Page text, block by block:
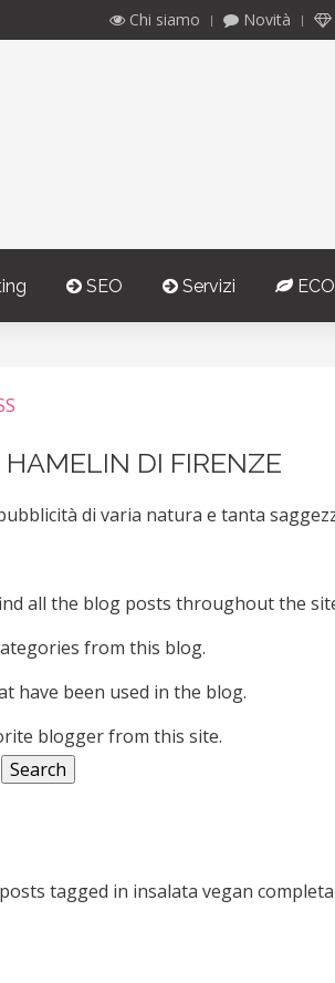
Chi siamo Novità
SEO Servizi
DI FIRENZE
di varia natura e tanta
all the blog posts throughout the
from this blog.
have been used in the blog.
blogger from this site.
Search
tagged in insalata vegan completa